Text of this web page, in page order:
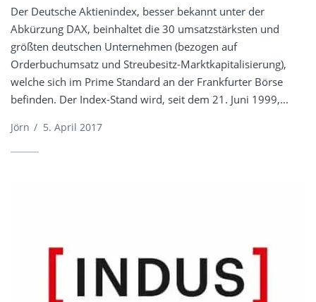
Der Deutsche Aktienindex, besser bekannt unter der
Abkürzung DAX, beinhaltet die 30 umsatzstärksten und
größten deutschen Unternehmen (bezogen auf
Orderbuchumsatz und Streubesitz-Marktkapitalisierung),
welche sich im Prime Standard an der Frankfurter Börse
befinden. Der Index-Stand wird, seit dem 21. Juni 1999,...
Jörn / 5. April 2017